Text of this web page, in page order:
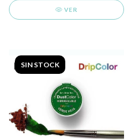
VER
SIN STOCK